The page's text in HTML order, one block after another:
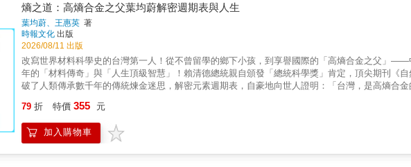
自我靈魂、身心安頓找到力量。 & ★留給台灣，也獻給世界的情書── 「世界以痛吻我，要我報之
三十年前，李教授在苗栗南庄買下一萬兩千平方公尺山林，保留低海拔森林的原始樣貌；2007年
和時間賽跑的精神，採集、保育地球上瀕危和稀有植物。古董文物、動植物標本、古生物化石、
的收藏，儼然活出「多樣性」的人生。這是一位台灣學者與世界對話的「情書」，將一個地球公
一個世代。 & 各界推薦： 【熱情推薦】(按姓名筆劃排列) 王榮文 遠流出版公司董事長 王偉忠
住民民族學院榮譽教授 孫維新 台灣大學物理系教授、《科學人》總編輯 翁啟惠 中央研究院
會董事長兼執行長 曾淑賢 國家圖書館館長 焦傳金 國立自然科學博物館館長、清華大學生命
力愛萬事萬物。他是博物學家。閱讀他的生命故事，可以充滿趣味和啟發。一般人，不可能有這
傳。記憶與科學冶為一爐，讓觀眾窺見「科學人」的「科學腦」中繽紛多彩、奪目瑰麗的世界。
畏懼的聖殿，卻像是彼得潘幻遊的邀請，是可以一起做夢的地方。──孫大川 & 他毫不畏懼地去敲
熵之道：高熵合金之父葉均蔚解密週期表與人生
葉均蔚、王惠英 著
時報文化 出版
2026/08/11 出版
改寫世界材料科學史的台灣第一人！從不曾留學的鄉下小孩，到享譽國際的「高熵合金之父」
年的「材料傳奇」與「人生頂級智慧」！賴清德總統親自頒發「總統科學獎」肯定，頂尖期刊《
破了人類傳承數千年的傳統煉金迷思，解密元素週期表，自豪地向世人證明：「台灣，是高熵合
起，結果非但不混亂，反而可形成簡單穩定的全新結構！這項突破性的世紀發明，不僅催生了新
片封裝、航太及智慧機械等尖端產業，為全球材料科學帶來了典範級的新領域！然而，他不僅是
發明家」與「哲學實踐者」。 從超商年省上億電費的免通電節能除霧玻璃、保障行車安全的公路
79 折 特價 355 元
加入購物車